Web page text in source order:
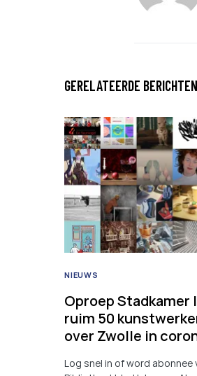
GERELATEERDE BERICHTEN
NIEUWS
Oproep Stadkamer
ruim 50
over Zwolle in
Log snel in of word abonnee